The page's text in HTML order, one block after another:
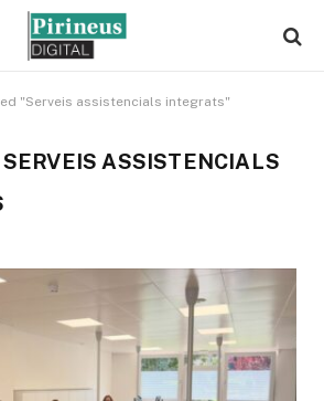
"Serveis assistencials integrats"
SERVEIS ASSISTENCIALS